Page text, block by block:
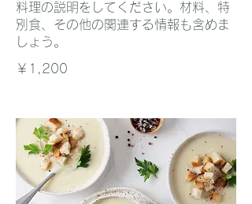
料理の説明をしてください。材料、特
別食、その他の関連する情報も含めま
しょう。
￥1,200